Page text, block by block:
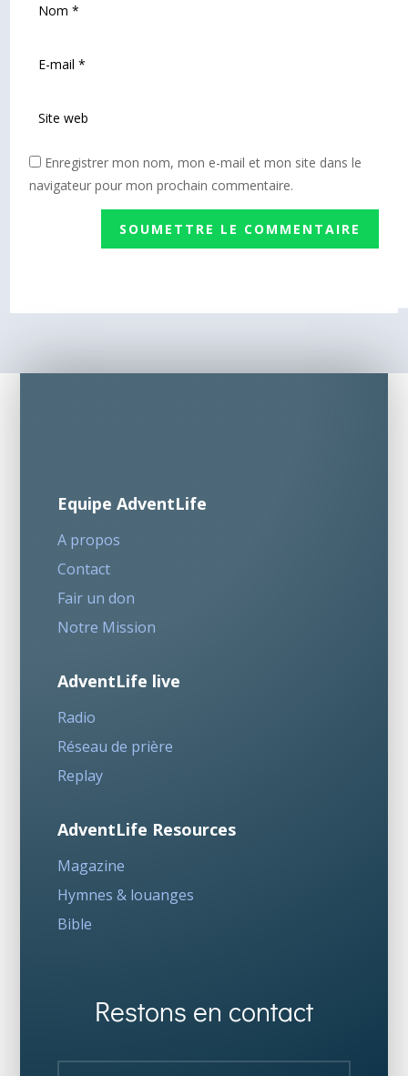
Enregistrer mon nom, mon e-mail et mon site dans le
navigateur pour mon prochain commentaire.
SOUMETTRE LE COMMENTAIRE
Equipe AdventLife
A propos
Contact
Fair un don
Notre Mission
AdventLife live
Radio
Réseau de prière
Replay
AdventLife Resources
Magazine
Hymnes & louanges
Bible
Restons en contact